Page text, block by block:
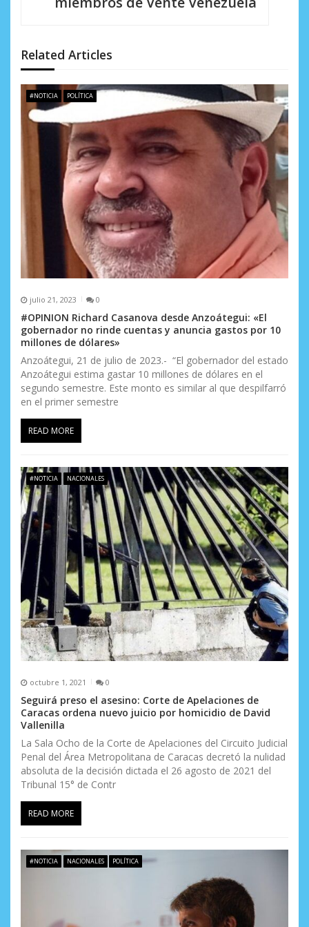
e
n
t
r
d
a
s
Related Articles
#NOTICIA POLÍTICA
julio 21, 2023 0
#OPINION Richard Casanova desde Anzoátegui: «El
gobernador no rinde cuentas y anuncia gastos por 10
millones de dólares»
Anzoátegui, 21 de julio de 2023.- “El gobernador del estado
Anzoátegui estima gastar 10 millones de dólares en el
segundo semestre. Este monto es similar al que despilfarró
en el primer semestre
READ MORE
#NOTICIA NACIONALES
octubre 1, 2021 0
Seguirá preso el asesino: Corte de Apelaciones de
Caracas ordena nuevo juicio por homicidio de David
Vallenilla
La Sala Ocho de la Corte de Apelaciones del Circuito Judicial
Penal del Área Metropolitana de Caracas decretó la nulidad
absoluta de la decisión dictada el 26 agosto de 2021 del
Tribunal 15° de Contr
READ MORE
#NOTICIA NACIONALES POLÍTICA